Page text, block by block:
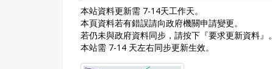
本站資料更新需 7-14天工作天。
本頁資料若有錯誤請向政府機關申請變更。
若仍未與政府資料同步，請按下『要求更新資料』。
本站需 7-14 天左右同步更新生效。